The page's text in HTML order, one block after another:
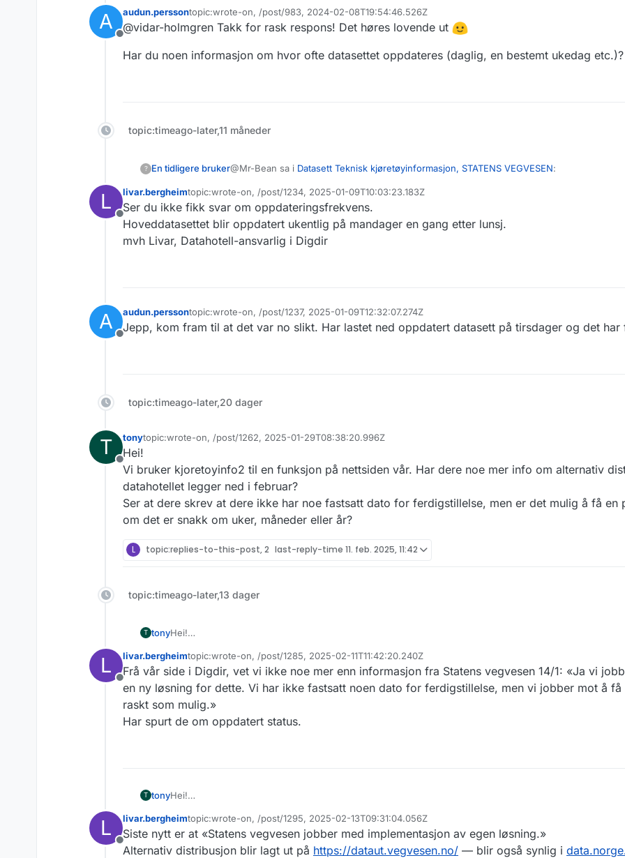
grep -i "model y" kjoretoyinfo2.csv | wc -l
Hei.
bør være 50.000ish treff.
A
Frakoblet
audun.perssontopic:wrote-on, /post/983, 2024-02-08T19:54:46.526Z
Sist endret av
@vidar-holmgren Takk for rask respons! Det høres lovende ut
Har du noen informasjon om hvor ofte datasettet oppdateres (daglig, en bestemt ukedag etc.)?
topic:timeago-later,11 måneder
? En tidligere bruker@Mr-Bean sa i Datasett Teknisk kjøretøyinformasjon, STATENS VEGVESEN:
grep -i "model y" kjoretoyinfo2.csv | wc -l
Hei.
bør være 50.000ish treff.
Vi har nå rettet feilen og den kommer i neste oppdatering av datasettet.
L
Frakoblet
livar.bergheimtopic:wrote-on, /post/1234, 2025-01-09T10:03:23.183Z
Sist endret av
Ser du ikke fikk svar om oppdateringsfrekvens.
Hoveddatasettet blir oppdatert ukentlig på mandager en gang etter lunsj.
mvh Livar, Datahotell-ansvarlig i Digdir
A
Frakoblet
audun.perssontopic:wrote-on, /post/1237, 2025-01-09T12:32:07.274Z
Sist endret av
Jepp, kom fram til at det var no slikt. Har lastet ned oppdatert datasett på tirsdager og det har
topic:timeago-later,20 dager
T
Frakoblet
tonytopic:wrote-on, /post/1262, 2025-01-29T08:38:20.996Z
Sist endret av
Hei!
Vi bruker kjoretoyinfo2 til en funksjon på nettsiden vår. Har dere noe mer info om alternativ
datahotellet legger ned i februar?
Ser at dere skrev at dere ikke har noe fastsatt dato for ferdigstillelse, men er det mulig å få en
om det er snakk om uker, måneder eller år?
L topic:replies-to-this-post, 2 last-reply-time 11. feb. 2025, 11:42
topic:timeago-later,13 dager
T tonyHei!
datahotellet legger ned i februar?
Ser at dere skrev at dere ikke har noe fastsatt dato for ferdigstillelse, men er det mulig å få en pekepinn
snakk om uker, måneder eller år?
L
Frakoblet
livar.bergheimtopic:wrote-on, /post/1285, 2025-02-11T11:42:20.240Z
Sist endret av
Frå vår side i Digdir, vet vi ikke noe mer enn informasjon fra Statens vegvesen 14/1: «Ja vi
en ny løsning for dette. Vi har ikke fastsatt noen dato for ferdigstillelse, men vi jobber mot å få
raskt som mulig.»
Har spurt de om oppdatert status.
T tonyHei!
datahotellet legger ned i februar?
Ser at dere skrev at dere ikke har noe fastsatt dato for ferdigstillelse, men er det mulig å få en pekepinn
snakk om uker, måneder eller år?
L
Frakoblet
livar.bergheimtopic:wrote-on, /post/1295, 2025-02-13T09:31:04.056Z
Sist endret av
Siste nytt er at «Statens vegvesen jobber med implementasjon av egen løsning.»
Alternativ distribusjon blir lagt ut på https://dataut.vegvesen.no/ — blir også synlig i